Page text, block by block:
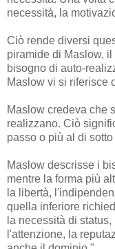
necessità, la
Ciò rende diversi
piramide di Maslow, il
bisogno di auto-
Maslow vi si riferisce
Maslow credeva che
realizzano. Ciò
passo o più al di
Maslow descrisse i
mentre la forma più
la libertà,
quella inferiore
la necessità di
l'attenzione, la